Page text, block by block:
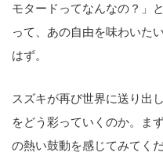
モタードってなんなの？」
って、あの自由を味わいた
はず。
スズキが再び世界に送り出
をどう彩っていくのか。ま
の熱い鼓動を感じてみてく